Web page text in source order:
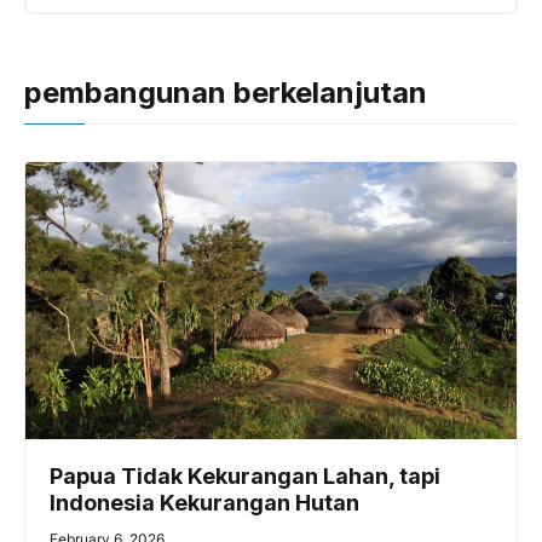
pembangunan berkelanjutan
Papua Tidak Kekurangan Lahan, tapi
Indonesia Kekurangan Hutan